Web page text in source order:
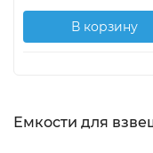
В корзину
Емкости для